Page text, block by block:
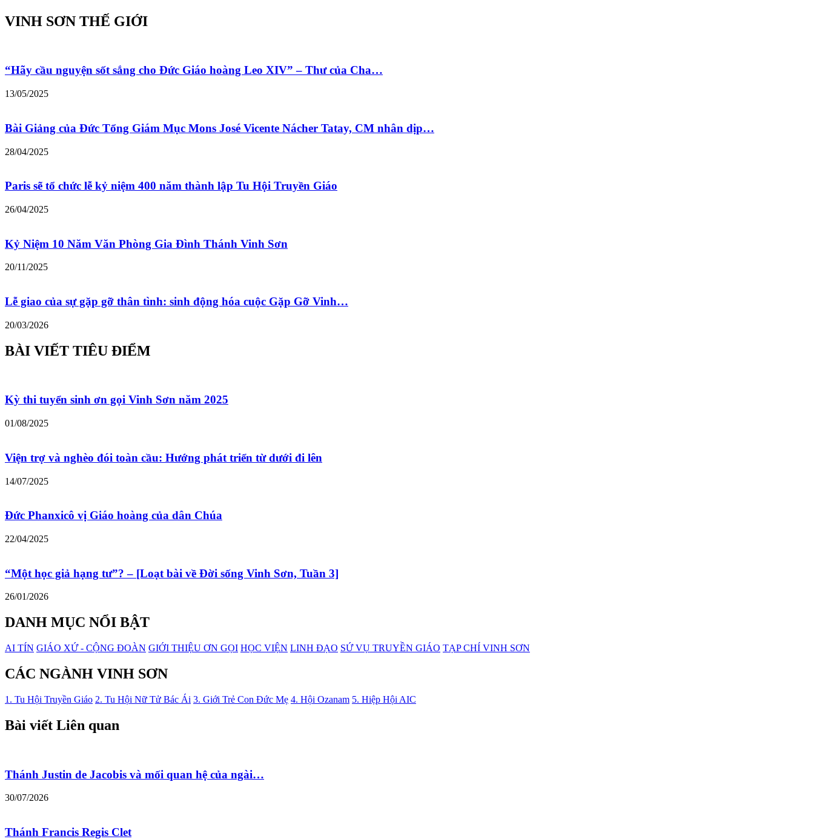
VINH SƠN THẾ GIỚI
“Hãy cầu nguyện sốt sắng cho Đức Giáo hoàng Leo XIV” – Thư của Cha…
13/05/2025
Bài Giảng của Đức Tổng Giám Mục Mons José Vicente Nácher Tatay, CM nhân dịp…
28/04/2025
Paris sẽ tổ chức lễ kỷ niệm 400 năm thành lập Tu Hội Truyền Giáo
26/04/2025
Kỷ Niệm 10 Năm Văn Phòng Gia Đình Thánh Vinh Sơn
20/11/2025
Lễ giao của sự gặp gỡ thân tình: sinh động hóa cuộc Gặp Gỡ Vinh…
20/03/2026
BÀI VIẾT TIÊU ĐIỂM
Kỳ thi tuyển sinh ơn gọi Vinh Sơn năm 2025
01/08/2025
Viện trợ và nghèo đói toàn cầu: Hướng phát triển từ dưới đi lên
14/07/2025
Đức Phanxicô vị Giáo hoàng của dân Chúa
22/04/2025
“Một học giả hạng tư”? – [Loạt bài về Đời sống Vinh Sơn, Tuần 3]
26/01/2026
DANH MỤC NỔI BẬT
AI TÍN GIÁO XỨ - CỘNG ĐOÀN GIỚI THIỆU ƠN GỌI HỌC VIỆN LINH ĐẠO SỨ VỤ TRUYỀN GIÁO TẠP CHÍ VINH SƠN
CÁC NGÀNH VINH SƠN
1. Tu Hội Truyền Giáo 2. Tu Hội Nữ Tử Bác Ái 3. Giới Trẻ Con Đức Mẹ 4. Hội Ozanam 5. Hiệp Hội AIC
Bài viết Liên quan
Thánh Justin de Jacobis và mối quan hệ của ngài…
30/07/2026
Thánh Francis Regis Clet